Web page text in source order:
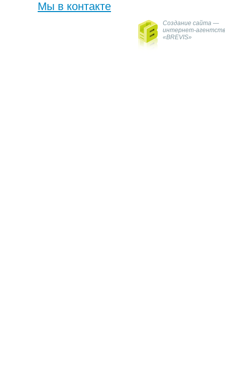
Мы в контакте
Создание сайта —
интернет-
«BREVIS»